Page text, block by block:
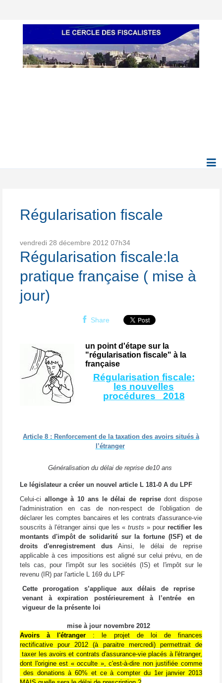
Régularisation fiscale
vendredi 28 décembre 2012 07h34
Régularisation fiscale:la
pratique française ( mise à
jour)
Share
un point d'étape sur la
"régularisation fiscale" à la
française
Régularisation fiscale:
les nouvelles
procédures 2018
Article 8 : Renforcement de la taxation des avoirs situés à
l’étranger
Généralisation du délai de reprise de10 ans
Le législateur a créer un nouvel article L 181-0 A du LPF
Celui-ci allonge à 10 ans le délai de reprisedont dispose
l'administration en cas de non-respect de l'obligation de
déclarer les comptes bancaires et les contrats d'assurance-vie
souscrits à l'étranger ainsi que les «trusts » pourrectifier les
montants d'impôt de solidarité sur la fortune (ISF) et de
droits d'enregistrement dusAinsi, le délai de reprise
applicable à ces impositions est aligné sur celui prévu, en de
tels cas, pour l'impôt sur les sociétés (IS) et l'impôt sur le
revenu (IR) par l'article L 169 du LPF
Cette prorogation s’applique aux délais de reprise
venant à expiration postérieurement à l’entrée en
vigueur de la présente loi
mise à jour novembre 2012
Avoirs à l'étranger : le projet de loi de finances
rectificative pour 2012 (à paraitre mercredi) permettrait de
taxer les avoirs et contrats d'assurance-vie placés à l'étranger,
dont l'origine est « occulte », c'est-à-dire non justifiée comme
des donations à 60% et ce à compter du 1er janvier 2013